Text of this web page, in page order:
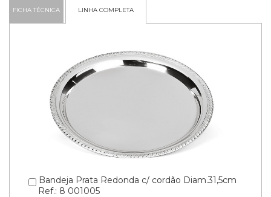
FICHA TÉCNICA LINHA COMPLETA
Bandeja Prata Redonda c/ cordão Diam.31,5cm
Ref.: 8 001005